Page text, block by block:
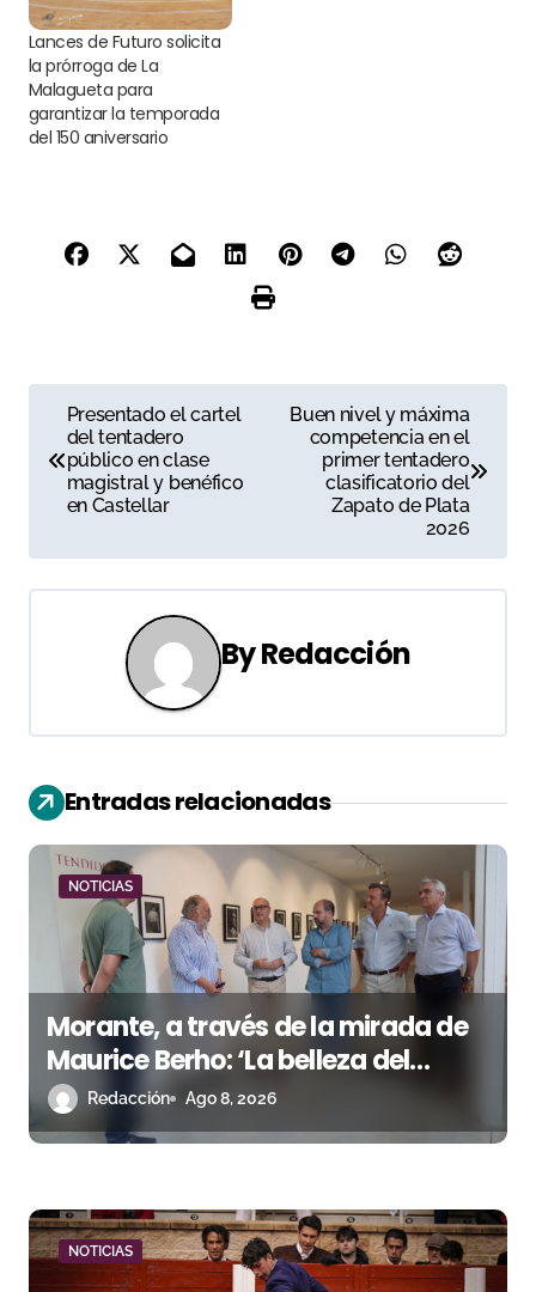
Lances de Futuro solicita
la prórroga de La
Malagueta para
garantizar la temporada
del 150 aniversario
a
e
g
i
ó
n
e
n
t
r
d
Presentado el cartel
del tentadero
público en clase
magistral y benéfico
en Castellar
Buen nivel y máxima
competencia en el
primer tentadero
clasificatorio del
Zapato de Plata
2026
ByRedacción
Entradas relacionadas
NOTICIAS
Morante, a través de la mirada de
Maurice Berho: ‘La belleza del
misterio’ llega a La Malagueta
Redacción Ago 8, 2026
NOTICIAS